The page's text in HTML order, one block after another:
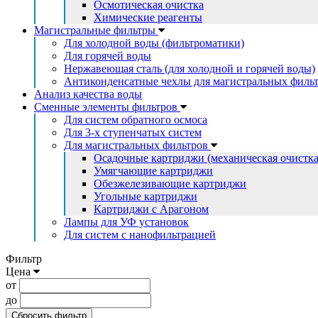
Осмотическая очистка
Химические реагенты
Магистральные фильтры
Для холодной воды (фильтроматики)
Для горячей воды
Нержавеющая сталь (для холодной и горячей воды)
Антиконденсатные чехлы для магистральных
Анализ качества воды
Сменные элементы фильтров
Для систем обратного осмоса
Для 3-х ступенчатых систем
Для магистральных фильтров
Осадочные картриджи (механическая
Умягчающие картриджи
Обезжелезивающие картриджи
Угольные картриджи
Картриджи с Арагоном
Лампы для УФ установок
Для систем с нанофильтрацией
Фильтр
Цена
от
до
Сбросить фильтр